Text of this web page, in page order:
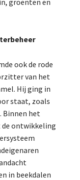
groenten en
ook de rode
van het
Hij ging in
staat, zoals
het
de ontwikkeling
in beekdalen